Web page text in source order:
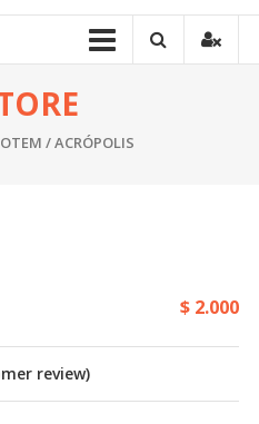
Leyendas
y
/ ACRÓPOLIS
$ 2.000
review)